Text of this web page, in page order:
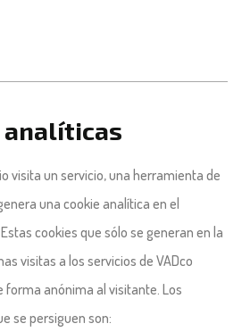
analíticas
visita un servicio, una herramienta de
una cookie analítica en el
cookies que sólo se generan en la
visitas a los servicios de VADco
forma anónima al visitante. Los
se persiguen son: